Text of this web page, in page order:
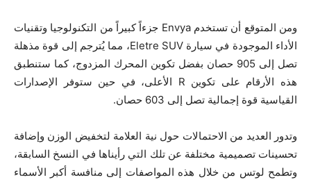
ومن المتوقع أن تستخدم Envya جزءاً كبيراً من التكنولوجيا وتقنيات
الأداء الموجودة في سيارة Eletre SUV، مما يُترجم إلى قوة مذهلة
تصل إلى 905 حصان بفضل تكوين المحرك المزدوج، كما ستنطبق
هذه الأرقام على تكوين R الأعلى، في حين ستوفر الإصدارات
القياسية قوة إجمالية تصل إلى 603 حصان.
وتدور العديد من الاحتمالات حول نية العلامة لتخفيض الوزن وإضافة
تحسينات تصميمية مختلفة عن تلك التي رأيناها في النسخ السابقة،
وتطمح لوتس من خلال هذه المواصفات إلى منافسة أكبر الأسماء